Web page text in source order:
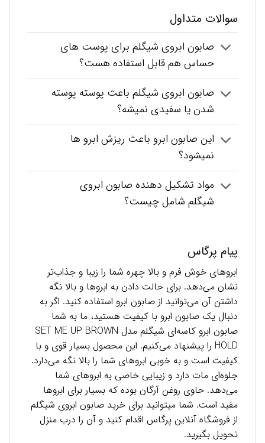
سوالات متداول
صابون ابروی شیگلم برای پوست های
حساس هم قابل استفاده هست؟
صابون ابروی شیگلم باعث پوسته پوسته
شدن یا سفیدی نمیشه؟
این صابون ابرو باعث ریزش ابرو ها
نمیشود؟
مواد تشکیل دهنده صابون ابروی
شیگلم شامل چیست؟
پیام پرگاس
ابروهای خوش فرم و بالا چهره شما را زیبا و جذاب‌تر
نشان می‌دهد. برای حالت دادن به ابروها و بالا نگه
داشتن آن می‌توانید از صابون ابرو استفاده کنید. اگر به
دنبال یک صابون ابرو با کیفیت هستید، ما به شما
صابون ابرو کاسه‌ای شیگلم مدل SET ME UP BROWN
HOLD را پیشنهاد می‌کنیم. این محصول بسیار قوی و با
کیفیت است و به خوبی ابروهای شما را بالا نگه می‌دارد.
جلوه‌ای مات دارد و زیبایی خاصی به ابروهای شما
می‌دهد. حاوی روغن آرگان بوده که بسیار برای ابروها
مفید است. شما میتوانید برای خرید صابون ابروی شیگلم
از فروشگاه آنلاین پرگاس اقدام کنید و آن را درب منزل
تحویل بگیرید.